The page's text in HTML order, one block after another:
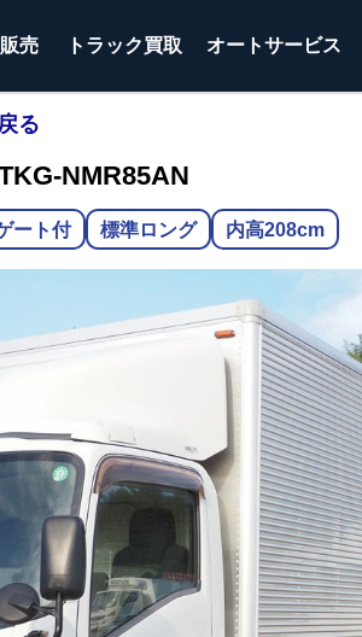
販売 トラック買取 オートサービス
る
NMR85AN
ート付 標準ロング 内高208cm